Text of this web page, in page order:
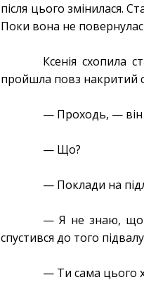
після цього змінилася.
Поки вона не
Ксенія схопила
пройшла повз накритий
— Проходь, — він
— Що?
— Поклади на
— Я не знаю, що
спустився до того
— Ти сама цього